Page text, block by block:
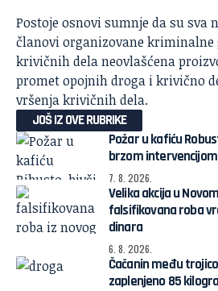
Postoje osnovi sumnje da su sva
članovi organizovane
krivičnih dela neovlašćena
promet opojnih droga i krivično
vršenja krivičnih dela.
JOŠ IZ OVE RUBRIKE
Požar u kafiću
brzom
7. 8. 2026.
Velika akcija u
falsifikovana roba
dinara
6. 8. 2026.
Čačanin među
zaplenjeno 85